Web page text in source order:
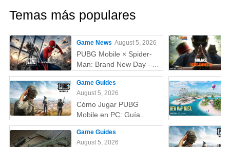
Temas más populares
Game News August 5, 2026
PUBG Mobile × Spider-
Man: Brand New Day –
Todo lo que debes saber:
skins, fecha,
recompensas y más
Game Guides
August 5, 2026
Cómo Jugar PUBG
Mobile en PC: Guía
Completa (Fácil y
Rápido)
Game Guides
August 5, 2026